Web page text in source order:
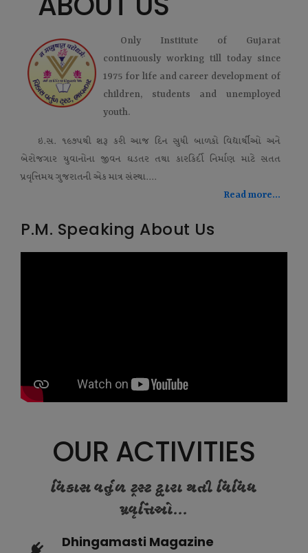
Only Institute of Gujarat
continuously working till today since
1975 for life and career development of
children, students and unemployed
youth.
ઇ.સ. ૧૯૭૫થી શરૂ કરી આજ દિન સુધી બાળકો વિદ્યાર્થીઓ અને
બેરોજગાર યુવાનોના જીવન ઘડતર તથા કારકિર્દી નિર્માણ માટે સતત
પ્રવૃત્તિમય ગુજરાતની એક માત્ર સંસ્થા....
Read more...
P.M. Speaking About Us
OUR ACTIVITIES
વિકાસ વર્તુળ ટ્રસ્ટ દ્વારા થતી વિવિધ
પ્રવૃત્તિઓ...
Dhingamasti Magazine